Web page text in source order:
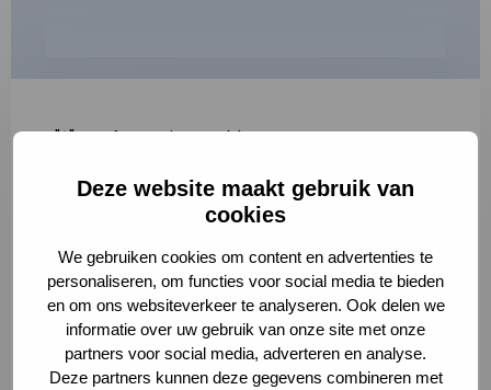
Deze website maakt gebruik van
cookies
We gebruiken cookies om content en advertenties te
personaliseren, om functies voor social media te bieden
en om ons websiteverkeer te analyseren. Ook delen we
informatie over uw gebruik van onze site met onze
partners voor social media, adverteren en analyse.
Deze partners kunnen deze gegevens combineren met
"*" geeft vereiste velden aan
2
Volledige omschrijving*